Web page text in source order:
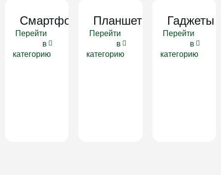
Смартфоны
Перейти
в
категорию
Планшеты
Перейти
в
категорию
Гаджеты
Перейти
в
категорию